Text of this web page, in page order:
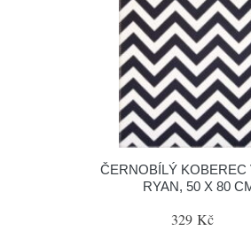
ČERNOBÍLÝ KOBEREC
RYAN, 50 X 80
329 Kč